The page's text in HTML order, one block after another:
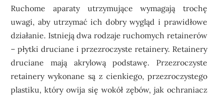
Ruchome aparaty utrzymujące wymagają trochę
uwagi, aby utrzymać ich dobry wygląd i prawidłowe
działanie. Istnieją dwa rodzaje ruchomych retainerów
– płytki druciane i przezroczyste retainery. Retainery
druciane mają akrylową podstawę. Przezroczyste
retainery wykonane są z cienkiego, przezroczystego
plastiku, który owija się wokół zębów, jak ochraniacz